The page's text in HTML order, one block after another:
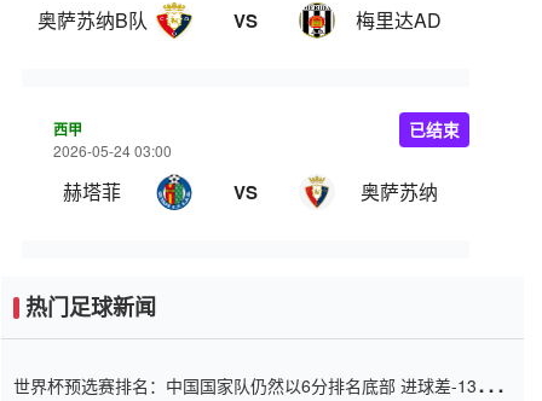
奥萨苏纳B队 VS 梅里达AD
西甲
2026-05-24 03:00
赫塔菲 VS 奥萨苏纳
已结束
热门足球新闻
世界杯预选赛排名：中国国家队仍然以6分排名底部 进球差-13令人